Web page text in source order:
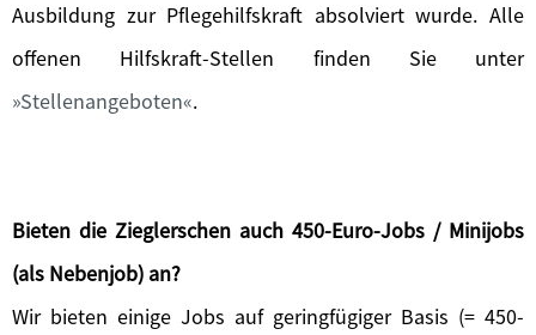
Ausbildung zur Pflegehilfskraft absolviert wurde. Alle
offenen Hilfskraft-Stellen finden Sie unter
Stellenangeboten .
Bieten die Zieglerschen auch 450-Euro-Jobs / Minijobs
(als Nebenjob) an?
Wir bieten einige Jobs auf geringfügiger Basis (= 450-